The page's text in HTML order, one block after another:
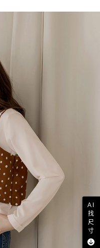
AI
找
尺
寸